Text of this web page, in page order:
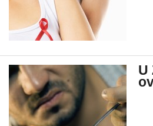
U